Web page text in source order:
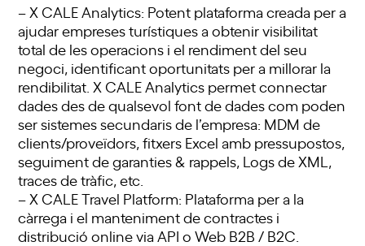
– X CALE Analytics: Potent plataforma creada per a
ajudar empreses turístiques a obtenir visibilitat
total de les operacions i el rendiment del seu
negoci, identificant oportunitats per a millorar la
rendibilitat. X CALE Analytics permet connectar
dades des de qualsevol font de dades com poden
ser sistemes secundaris de l’empresa: MDM de
clients/proveïdors, fitxers Excel amb pressupostos,
seguiment de garanties & rappels, Logs de XML,
traces de tràfic, etc.
– X CALE Travel Platform: Plataforma per a la
càrrega i el manteniment de contractes i
distribució online via API o Web B2B / B2C.